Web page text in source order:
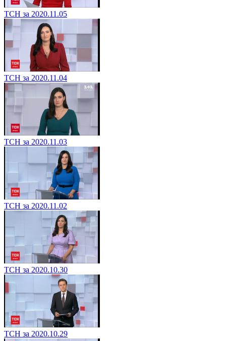
ТСН за 2020.11.05
ТСН за 2020.11.04
ТСН за 2020.11.03
ТСН за 2020.11.02
ТСН за 2020.10.30
ТСН за 2020.10.29